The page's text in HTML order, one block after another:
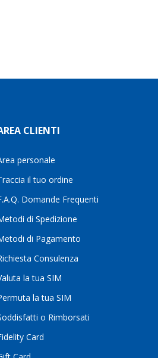
CLIENTI
personale
il tuo ordine
Domande Frequenti
di Spedizione
di Pagamento
Consulenza
la tua SIM
la tua SIM
o Rimborsati
Card